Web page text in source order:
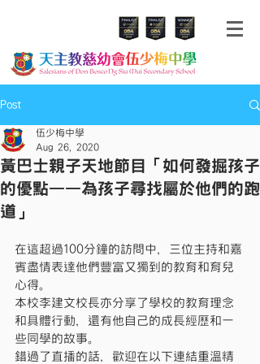
Post
黃巴士親子天地節目「如何發掘孩子
的優點——為孩子尋找屬於他們的跑
道」
伍少梅中學
Aug 26, 2020
在這超過100分鐘的訪問中，三位主持和嘉
賓盡情表達他們豐富又獨到的教育和育兒
心得。
本校李建文校長亦分享了學校的教育理念
和具體行動，還有他自己的成長經歷和一
些同學的故事。
錯過了直播的話，歡迎在以下連結重溫精